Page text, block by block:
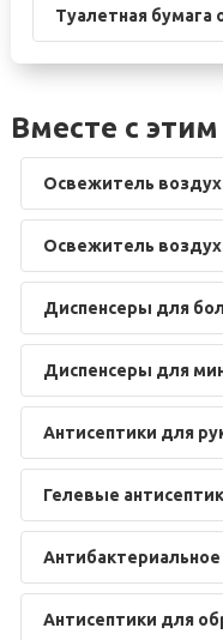
Туалетная бумага
Вместе с
Освежитель
Освежитель
Диспенсеры для
Диспенсеры для
Антисептики для
Гелевые
Антисептики для